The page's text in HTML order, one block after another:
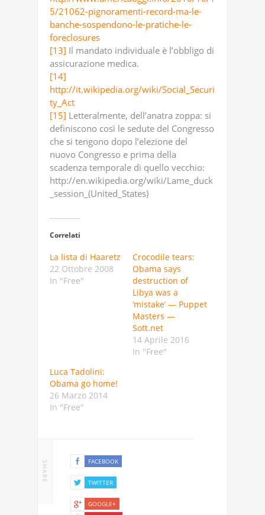
5/21062-pignoramenti-record-ma-le-
banche-sospendono-le-pratiche-le-
foreclosures
[13] Il mandato individuale è l’obbligo di
assicurazione medica.
[14]
http://it.wikipedia.org/wiki/Social_Securi
ty_Act
[15] Letteralmente, dell’anatra zoppa: si
definiscono così le sedute del Congresso
che si tengono dopo l’elezione del
nuovo Congresso e prima della
scadenza temporale di quello vecchio:
http://en.wikipedia.org/wiki/Lame_duck
_session_(United_States)
Correlati
La lista di Haaretz
22 Ottobre 2008
In "Free"
Crocodile tears:
Obama says
destruction of
Libya was a
‘mistake’ — Puppet
Masters —
Sott.net
14 Aprile 2016
In "Free"
Luca Tadolini:
Obama go home!
26 Marzo 2014
In "Free"
SHARE FACEBOOK
TWITTER
GOOGLE+